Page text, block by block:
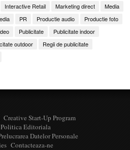
Interactive Retail Marketing direct
Media
PR Productie audio
Productie foto
Publicitate
Publicitate indoor
outdoor
Regii de publicitate
Creative Start-Up Program
Politica Editoriala
Datelor Personale
Contacteaza-ne